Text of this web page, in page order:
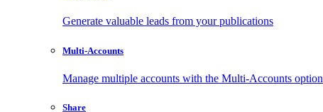
Generate valuable leads from your publications
Multi-Accounts
Manage multiple accounts with the Multi-Accounts option
Share